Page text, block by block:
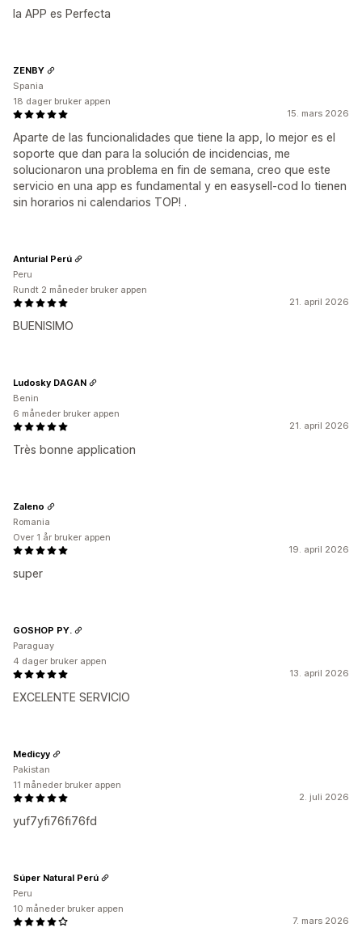
la APP es Perfecta
15. mars 2026
Aparte de las funcionalidades que tiene la app, lo mejor es el
soporte que dan para la solución de incidencias, me
solucionaron una problema en fin de semana, creo que este
servicio en una app es fundamental y en easysell-cod lo tienen
sin horarios ni calendarios TOP! .
ZENBY
Spania
18 dager bruker appen
21. april 2026
BUENISIMO
Anturial Perú
Peru
Rundt 2 måneder bruker appen
21. april 2026
Très bonne application
Ludosky DAGAN
Benin
6 måneder bruker appen
19. april 2026
super
Zaleno
Romania
Over 1 år bruker appen
13. april 2026
EXCELENTE SERVICIO
GOSHOP PY.
Paraguay
4 dager bruker appen
2. juli 2026
yuf7yfi76fi76fd
Medicyy
Pakistan
11 måneder bruker appen
7. mars 2026
Súper Natural Perú
Peru
10 måneder bruker appen